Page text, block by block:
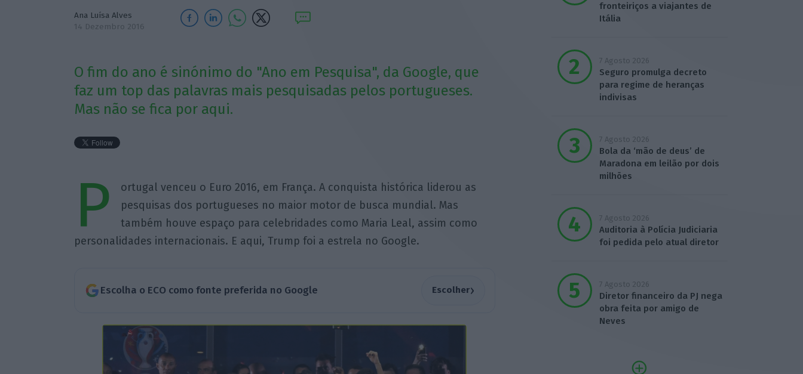
Ana Luísa Alves
14 Dezembro 2016
O fim do ano é sinónimo do "Ano em Pesquisa", da Google, que
faz um top das palavras mais pesquisadas pelos portugueses.
Mas não se fica por aqui.
P
ortugal venceu o Euro 2016, em França. A conquista histórica liderou as
pesquisas dos portugueses no maior motor de busca mundial. Mas
também houve espaço para celebridades como Maria Leal, assim como
personalidades internacionais. E aqui, Trump foi a estrela no Google.
Escolha o ECO como fonte preferida no Google Escolher›
fronteiriços a viajantes de
Itália
7 Agosto 2026
Seguro promulga decreto
para regime de heranças
indivisas
7 Agosto 2026
Bola da ‘mão de deus’ de
Maradona em leilão por dois
milhões
7 Agosto 2026
Auditoria à Polícia Judiciaria
foi pedida pelo atual diretor
7 Agosto 2026
Diretor financeiro da PJ nega
obra feita por amigo de
Neves